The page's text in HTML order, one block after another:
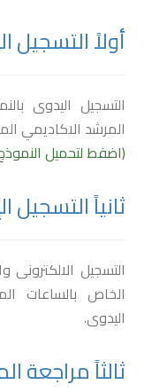
أولاً التسجيل
التسجيل اليدوى
المرشد الاكاديمي
(اضفط لتحميل
ثانياً التسجيل
التسجيل الالكترونى
الخاص بالساعات
اليدوى.
ثالثاً مراجعة